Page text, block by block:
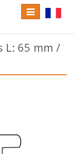
language
Toggle
navigation
L: 65 mm /